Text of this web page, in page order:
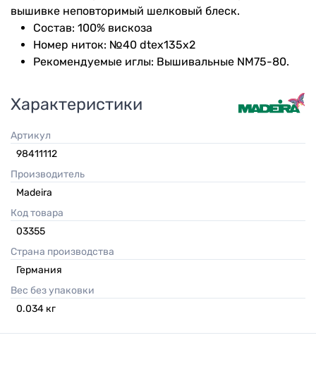
вышивке неповторимый шелковый блеск.
Состав: 100% вискоза
Номер ниток: №40 dtex135x2
Рекомендуемые иглы: Вышивальные NM75-80.
Характеристики
Артикул
98411112
Производитель
Madeira
Код товара
03355
Страна производства
Германия
Вес без упаковки
0.034 кг